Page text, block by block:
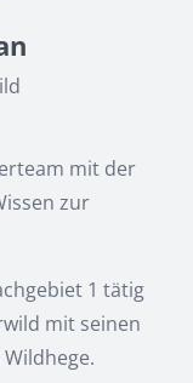
mit der
zur
1 tätig
mit seinen